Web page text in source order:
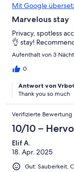
Mit Google
Marvelous stay
Privacy, spotless
👌 stay!
Aufenthalt von 3
0
Antwort von
Thank you so much
Verifizierte Bewertung
10/10 –
Elif A.
18. Apr. 2025
Gut: Sauberkeit,